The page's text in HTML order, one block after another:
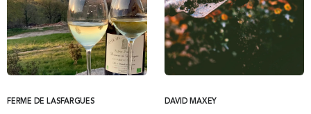
FERME DE LASFARGUES DAVID MAXEY